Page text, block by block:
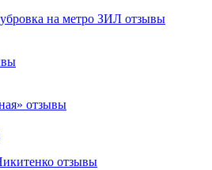
на метро ЗИЛ отзывы
отзывы
отзывы